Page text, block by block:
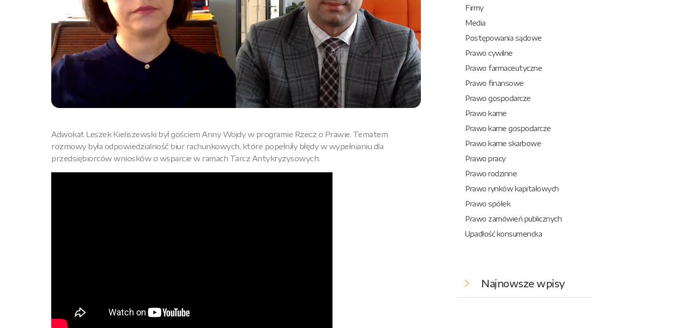
Adwokat Leszek Kieliszewski był gościem Anny Wojdy w programie Rzecz o Prawie. Tematem
rozmowy była odpowiedzialność biur rachunkowych, które popełniły błędy w wypełnianiu dla
przedsiębiorców wniosków o wsparcie w ramach Tarcz Antykryzysowych.
Firmy
Media
Postępowania sądowe
Prawo cywilne
Prawo farmaceutyczne
Prawo finansowe
Prawo gospodarcze
Prawo karne
Prawo karne gospodarcze
Prawo karne skarbowe
Prawo pracy
Prawo rodzinne
Prawo rynków kapitałowych
Prawo spółek
Prawo zamówień publicznych
Upadłość konsumencka
Najnowsze wpisy